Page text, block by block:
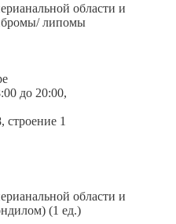
области и
липомы
до 20:00,
строение 1
области и
(1 ед.)